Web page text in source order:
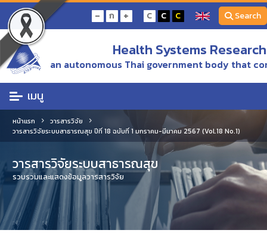
- ก + C C C Search
Health Systems
an autonomous Thai government body that
เมนู
หน้าแรก
วารสารวิจัย
วารสารวิจัยระบบสาธารณสุข ปีที่ 18 ฉบับที่ 1 มกราคม-มีนาคม 2567 (Vol.18 No.1)
วารสารวิจัยระบบสาธารณสุข
รวบรวมและแสดงข้อมูลวารสารวิจัย